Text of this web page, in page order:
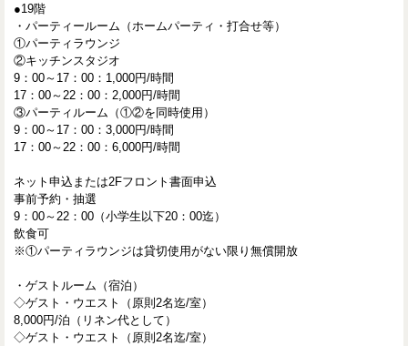
●19階
・パーティールーム（ホームパーティ・打合せ等）
①パーティラウンジ
②キッチンスタジオ
9：00～17：00：1,000円/時間
17：00～22：00：2,000円/時間
③パーティルーム（①②を同時使用）
9：00～17：00：3,000円/時間
17：00～22：00：6,000円/時間
ネット申込または2Fフロント書面申込
事前予約・抽選
9：00～22：00（小学生以下20：00迄）
飲食可
※①パーティラウンジは貸切使用がない限り無償開放
・ゲストルーム（宿泊）
◇ゲスト・ウエスト（原則2名迄/室）
8,000円/泊（リネン代として）
◇ゲスト・ウエスト（原則2名迄/室）